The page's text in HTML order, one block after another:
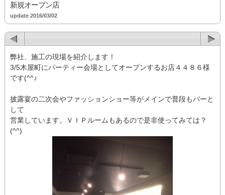
新規オープン店
update 2016/03/02
弊社、施工の現場を紹介します！
3/5木屋町にパーティー会場としてオープンするお店４４８６様
です(^^♪
披露宴の二次会やファッションショー等がメインで普段もバーと
して
営業しています。ＶＩＰルームもあるので是非使ってみては？
(^^)